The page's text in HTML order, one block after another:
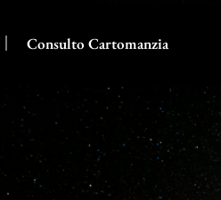
Consulto Cartomanzia